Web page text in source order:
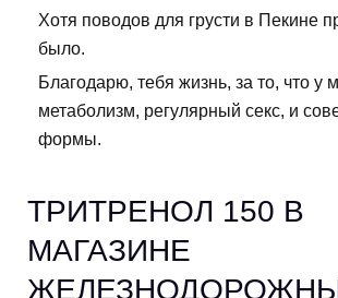
Хотя поводов для грусти в Пекине
было.
Благодарю, тебя жизнь, за то, что у
метаболизм, регулярный секс, и
формы.
ТРИТРЕНОЛ 150 В
МАГАЗИНЕ